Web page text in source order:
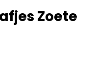
Zoete